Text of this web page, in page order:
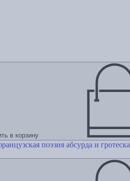
в корзину
поэзия абсурда и гротеска